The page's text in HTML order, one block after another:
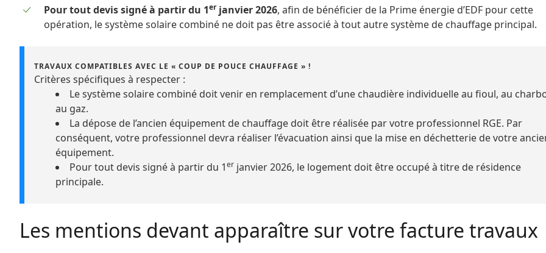
Pour tout devis signé à partir du 1erjanvier 2026, afin de bénéficier de la Prime énergie d’EDF pour cette
opération, le système solaire combiné ne doit pas être associé à tout autre système de chauffage principal.
TRAVAUX COMPATIBLES AVEC LE « COUP DE POUCE CHAUFFAGE » !
Critères spécifiques à respecter :
Le système solaire combiné doit venir en remplacement d’une chaudière individuelle au fioul, au
au gaz.
La dépose de l’ancien équipement de chauffage doit être réalisée par votre professionnel RGE. Par
conséquent, votre professionnel devra réaliser l’évacuation ainsi que la mise en déchetterie de votre
équipement.
Pour tout devis signé à partir du 1er janvier 2026, le logement doit être occupé à titre de résidence
principale.
Les mentions devant apparaître sur votre facture travaux